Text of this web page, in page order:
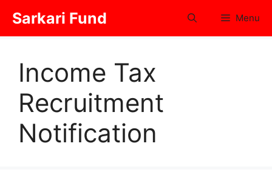
content
Sarkari Fund Menu
Income Tax
Recruitment
Notification